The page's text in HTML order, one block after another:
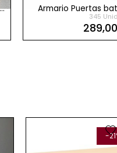
Armario Puertas
con Llave h134,5
345
-
favorite